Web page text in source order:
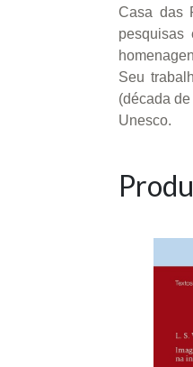
Casa das
pesquisas
Seu
(década
Unesco.